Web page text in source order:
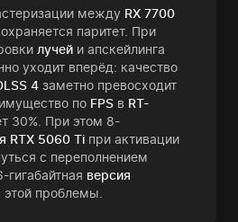
между RX 7700
паритет. При
лучей и апскейлинга
уходит вперёд: качество
4 заметно превосходит
по FPS в RT-
30%. При этом 8-
RTX 5060 Ti при активации
с переполнением
гигабайтная версия
проблемы.